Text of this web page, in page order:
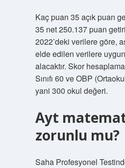
Kaç puan 35 açık puan
35 net 250.137 puan
2022’deki verilere göre,
elde edilen verilere
alacaktır. Skor
Sınıfı 60 ve OBP
yani 300 okul değeri.
Ayt
zorunlu mu?
Saha Profesyonel